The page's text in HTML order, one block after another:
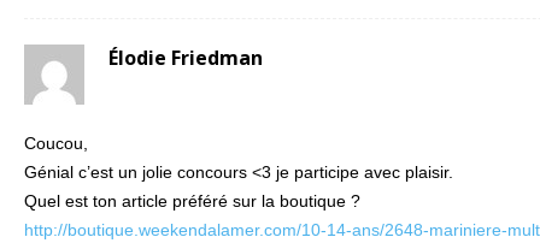
Élodie Friedman
Coucou,
Génial c’est un jolie concours <3 je participe avec plaisir.
Quel est ton article préféré sur la boutique ?
http://boutique.weekendalamer.com/10-14-ans/2648-mariniere-